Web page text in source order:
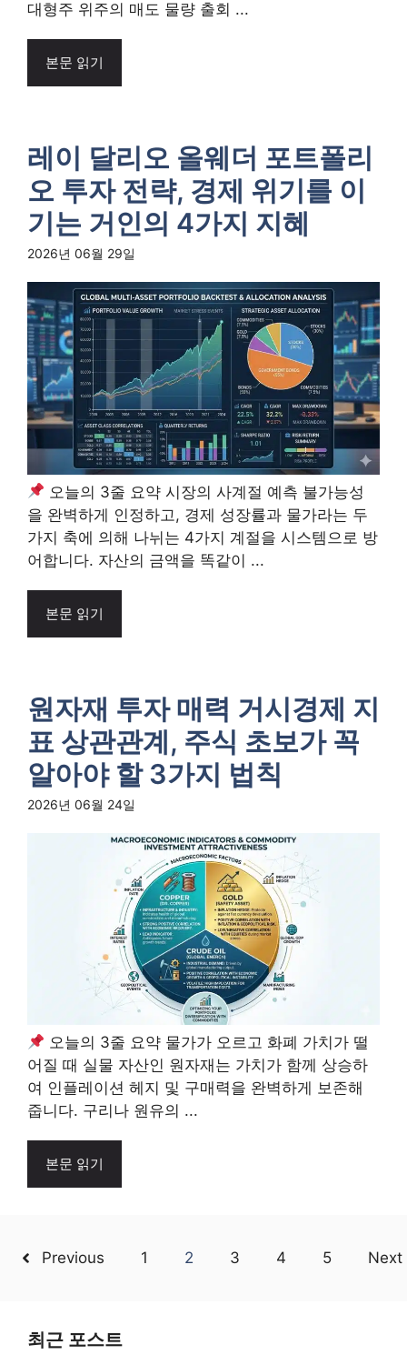
대형주 위주의 매도 물량 출회 ...
본문 읽기
레이 달리오 올웨더 포트폴리
오 투자 전략, 경제 위기를 이
기는 거인의 4가지 지혜
2026년 06월 29일
오늘의 3줄 요약 시장의 사계절 예측 불가능성
을 완벽하게 인정하고, 경제 성장률과 물가라는 두
가지 축에 의해 나뉘는 4가지 계절을 시스템으로 방
어합니다. 자산의 금액을 똑같이 ...
본문 읽기
원자재 투자 매력 거시경제 지
표 상관관계, 주식 초보가 꼭
알아야 할 3가지 법칙
2026년 06월 24일
오늘의 3줄 요약 물가가 오르고 화폐 가치가 떨
어질 때 실물 자산인 원자재는 가치가 함께 상승하
여 인플레이션 헤지 및 구매력을 완벽하게 보존해
줍니다. 구리나 원유의 ...
본문 읽기
Previous 1 2 3 4 5 Next
최근 포스트